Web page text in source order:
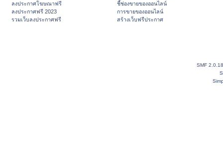
ลงประกาศโฆษณาฟรี
ลงประกาศฟรี 2023
รวมเว็บลงประกาศฟรี
ชี้ช่องขายของออนไลน์
การขายของออนไลน์
สร้างเว็บฟรีประกาศ
SMF 2.0.18